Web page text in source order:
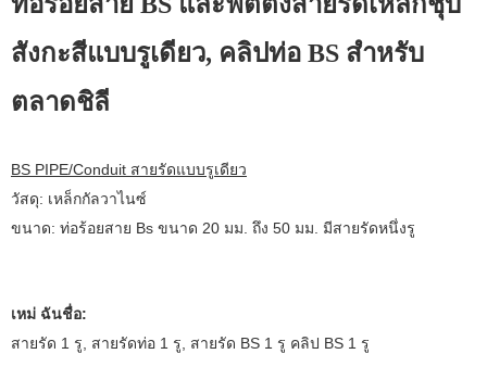
สังกะสีแบบรูเดียว, คลิปท่อ BS สำหรับ
ตลาดชิลี
BS PIPE/Conduit สายรัดแบบรูเดียว
วัสดุ: เหล็กกัลวาไนซ์
ขนาด: ท่อร้อยสาย Bs ขนาด 20 มม. ถึง 50 มม. มีสายรัดหนึ่งรู
เหม่ ฉันชื่อ:
สายรัด 1 รู, สายรัดท่อ 1 รู, สายรัด BS 1 รู คลิป BS 1 รู